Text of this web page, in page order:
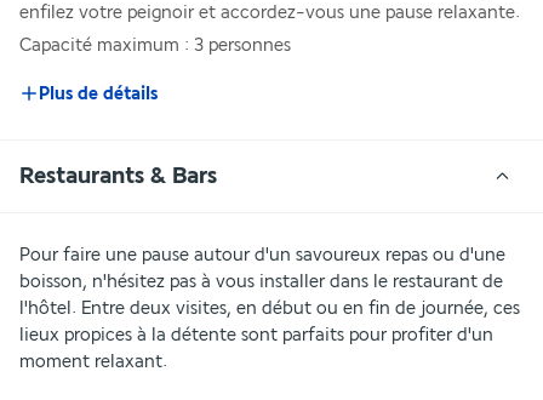
enfilez votre peignoir et accordez-vous une pause relaxante.
Capacité maximum : 3 personnes
Plus de détails
Restaurants & Bars
Pour faire une pause autour d'un savoureux repas ou d'une
boisson, n'hésitez pas à vous installer dans le restaurant de
l'hôtel. Entre deux visites, en début ou en fin de journée, ces
lieux propices à la détente sont parfaits pour profiter d'un
moment relaxant.